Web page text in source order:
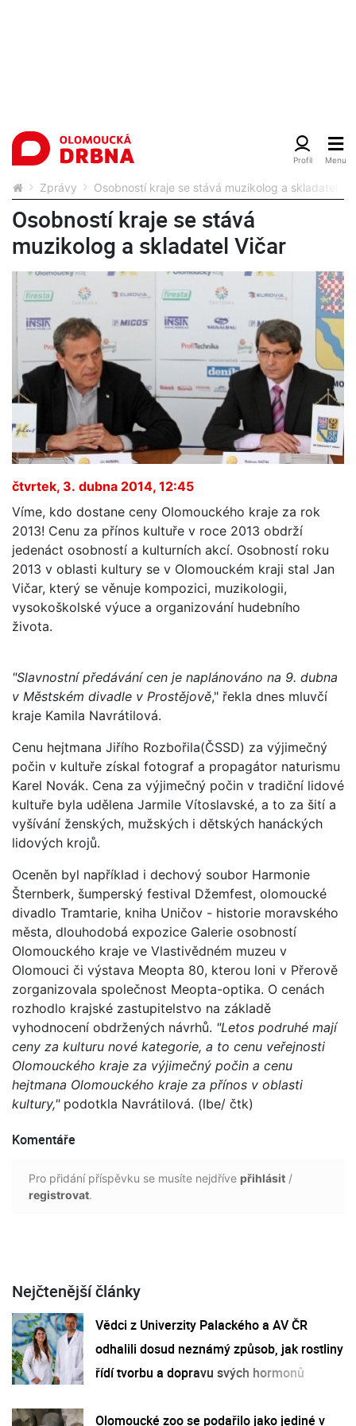
Zprávy Osobností kraje se stává muzikolog a skladatel
Osobností kraje se stává
muzikolog a skladatel Vičar
čtvrtek, 3. dubna 2014, 12:45
Víme, kdo dostane ceny Olomouckého kraje za rok
2013! Cenu za přínos kultuře v roce 2013 obdrží
jedenáct osobností a kulturních akcí. Osobností roku
2013 v oblasti kultury se v Olomouckém kraji stal Jan
Vičar, který se věnuje kompozici, muzikologii,
vysokoškolské výuce a organizování hudebního
života.
"Slavnostní předávání cen je naplánováno na 9. dubna
v Městském divadle v Prostějově," řekla dnes mluvčí
kraje Kamila Navrátilová.
Cenu hejtmana Jiřího Rozbořila(ČSSD) za výjimečný
počin v kultuře získal fotograf a propagátor naturismu
Karel Novák. Cena za výjimečný počin v tradiční lidové
kultuře byla udělena Jarmile Vítoslavské, a to za šití a
vyšívání ženských, mužských i dětských hanáckých
lidových krojů.
Oceněn byl například i dechový soubor Harmonie
Šternberk, šumperský festival Džemfest, olomoucké
divadlo Tramtarie, kniha Uničov - historie moravského
města, dlouhodobá expozice Galerie osobností
Olomouckého kraje ve Vlastivědném muzeu v
Olomouci či výstava Meopta 80, kterou loni v Přerově
zorganizovala společnost Meopta-optika. O cenách
rozhodlo krajské zastupitelstvo na základě
vyhodnocení obdržených návrhů. "Letos podruhé mají
ceny za kulturu nové kategorie, a to cenu veřejnosti
Olomouckého kraje za výjimečný počin a cenu
hejtmana Olomouckého kraje za přínos v oblasti
kultury,"podotkla Navrátilová. (lbe/ čtk)
Komentáře
Pro přidání příspěvku se musíte nejdříve přihlásit /
registrovat.
Nejčtenější články
Vědci z Univerzity Palackého a AV ČR
odhalili dosud neznámý způsob, jak rostliny
řídí tvorbu a dopravu svých hormonů
Olomoucké zoo se podařilo jako jediné v